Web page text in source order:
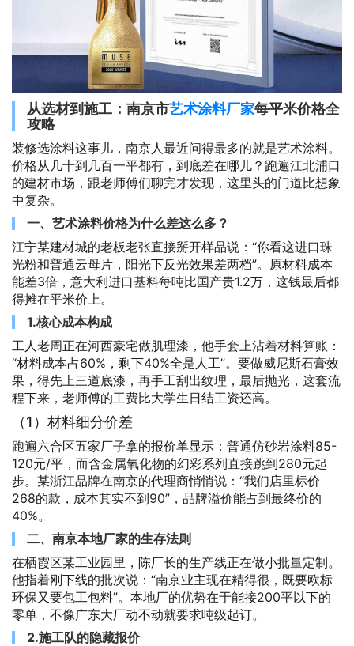
从选材到施工：南京市艺术涂料厂家每平米价格全
攻略
装修选涂料这事儿，南京人最近问得最多的就是艺术涂料。
价格从几十到几百一平都有，到底差在哪儿？跑遍江北浦口
的建材市场，跟老师傅们聊完才发现，这里头的门道比想象
中复杂。
一、艺术涂料价格为什么差这么多？
江宁某建材城的老板老张直接掰开样品说：
你看这进口珠
光粉和普通云母片，阳光下反光效果差两档 。原材料成本
能差3倍，意大利进口基料每吨比国产贵1.2万，这钱最后都
得摊在平米价上。
1.核心成本构成
工人老周正在河西豪宅做肌理漆，他手套上沾着材料算账：
材料成本占60%，剩下40%全是人工 。要做威尼斯石膏效
果，得先上三道底漆，再手工刮出纹理，最后抛光，这套流
程下来，老师傅的工费比大学生日结工资还高。
（1）材料细分价差
跑遍六合区五家厂子拿的报价单显示：普通仿砂岩涂料85-
120元/平，而含金属氧化物的幻彩系列直接跳到280元起
步。某浙江品牌在南京的代理商悄悄说：
我们店里标价
268的款，成本其实不到90
，品牌溢价能占到最终价的
40%。
二、南京本地厂家的生存法则
在栖霞区某工业园里，陈厂长的生产线正在做小批量定制。
他指着刚下线的批次说：
南京业主现在精得很，既要欧标
环保又要包工包料 。本地厂的优势在于能接200平以下的
零单，不像广东大厂动不动就要求吨级起订。
2.施工队的隐藏报价